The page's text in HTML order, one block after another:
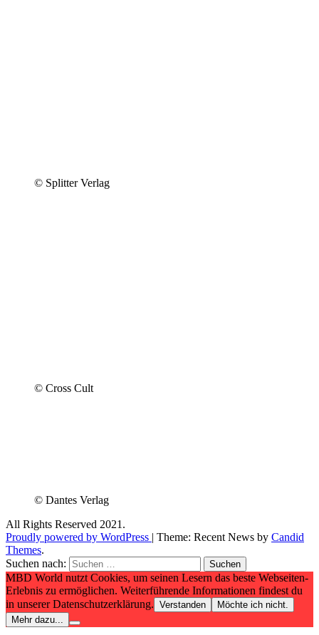
© Splitter Verlag
© Cross Cult
© Dantes Verlag
All Rights Reserved 2021.
Proudly powered by WordPress | Theme: Recent News by Candid
Themes.
Suchen nach:
MBD World nutzt Cookies, um seinen Lesern das beste Webseiten-
Erlebnis zu ermöglichen. Weiterführende Informationen findest du
in unserer Datenschutzerklärung. Verstanden
Möchte ich nicht.
Mehr dazu...